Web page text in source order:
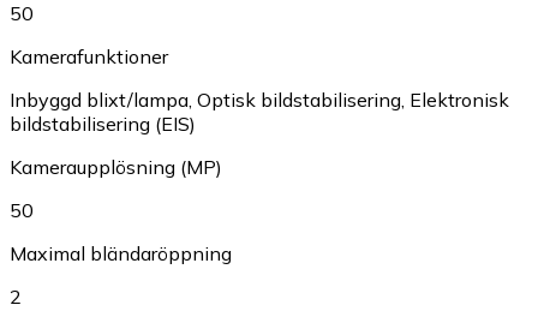
50
Kamerafunktioner
Inbyggd blixt/lampa, Optisk bildstabilisering, Elektronisk
bildstabilisering (EIS)
Kameraupplösning (MP)
50
Maximal bländaröppning
2